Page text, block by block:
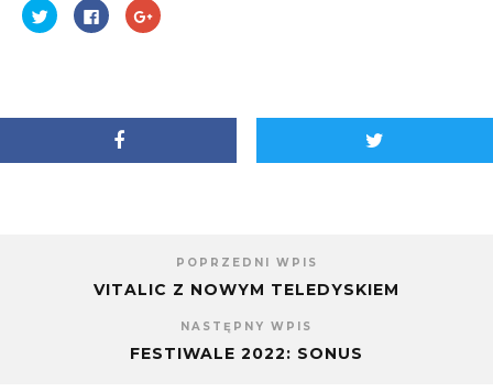
Udostępnij
na
Twitterze(Otwiera
Kliknij,
aby
udostępnić
oknie)
Kliknij,
aby
nowym
POPRZEDNI WPIS
VITALIC Z NOWYM TELEDYSKIEM
NASTĘPNY WPIS
FESTIWALE 2022: SONUS